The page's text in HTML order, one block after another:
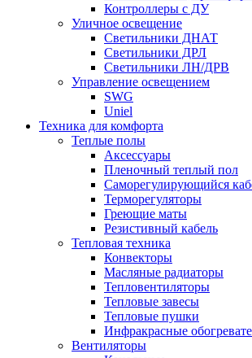
Контроллеры с ДУ
Уличное освещение
Светильники ДНАТ
Светильники ДРЛ
Светильники ЛН/ДРВ
Управление освещением
SWG
Uniel
Техника для комфорта
Теплые полы
Аксессуары
Пленочный теплый пол
Саморегулирующийся
Терморегуляторы
Греющие маты
Резистивный кабель
Тепловая техника
Конвекторы
Масляные радиаторы
Тепловентиляторы
Тепловые завесы
Тепловые пушки
Инфракрасные
Вентиляторы